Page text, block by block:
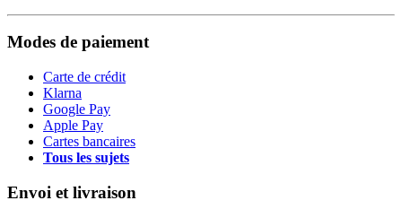
Modes de paiement
Carte de crédit
Klarna
Google Pay
Apple Pay
Cartes bancaires
Tous les sujets
Envoi et livraison